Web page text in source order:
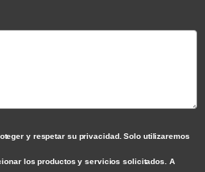
y respetar su privacidad. Solo utilizaremos
los productos y servicios solicitados. A